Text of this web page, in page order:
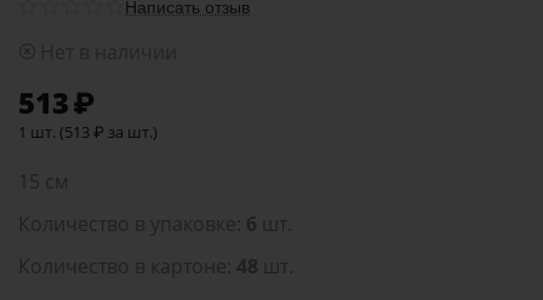
Написать отзыв
513₽
1 шт. (513₽ за шт.)
15 см
Количество в упаковке: 6 шт.
Количество в картоне: 48 шт.